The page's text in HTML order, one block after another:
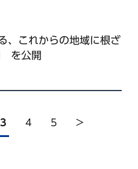
、これからの地域に根ざ
を公開
3 4 5 >